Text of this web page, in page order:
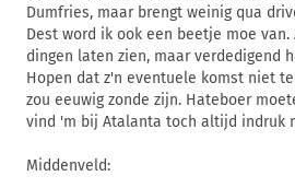
Dumfries, maar brengt weinig qua
Dest word ik ook een beetje moe
dingen laten zien, maar verdedigend
Hopen dat z'n eventuele komst niet
zou eeuwig zonde zijn. Hateboer
vind 'm bij Atalanta toch altijd indruk
Middenveld: